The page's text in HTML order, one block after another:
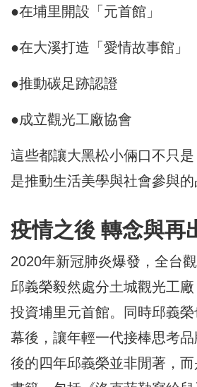
●在埔里開設「元首館」
●在大溪打造「愛情故事館」
●推動碳足跡認證
●成立觀光工廠協會
這些都讓大黑松小倆口不只
是推動生活美學與社會參與的
疫情之後 轉念與再
2020年新冠肺炎爆發，全台
邱義榮毅然處分土城觀光工
投資埔里元首館。同時邱義
幕後，讓年輕一代接棒思考
後的四年邱義榮並非閒著，